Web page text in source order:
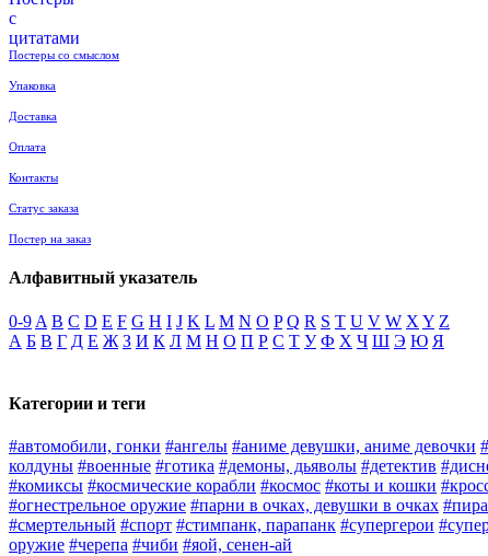
Постеры со смыслом
Упаковка
Доставка
Оплата
Контакты
Статус заказа
Постер на заказ
Алфавитный указатель
0-9 A B C D E F G H I J K L M N O P Q R S T U V W X Y Z
А Б В Г Д Е Ж З И К Л М Н О П Р С Т У Ф Х Ч Ш Э Ю Я
Категории и теги
#автомобили, гонки #ангелы #аниме девушки, аниме девочки
колдуны #военные #готика #демоны, дьяволы #детектив
#комиксы #космические корабли #космос #коты и кошки
#огнестрельное оружие #парни в очках, девушки в очках
#смертельный #спорт #стимпанк, парапанк #супергерои
оружие #черепа #чиби #яой, сенен-ай